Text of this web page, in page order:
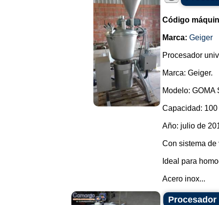
Código
Marca: Geiger
Procesador
Marca: Geiger.
Modelo: GOMA
Capacidad: 100
Año: julio de
Con sistema
Ideal para
Acero inox...